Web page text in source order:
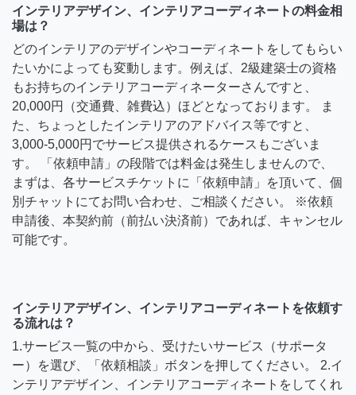
インテリアデザイン、インテリアコーディネートの料金相
場は？
どのインテリアのデザインやコーディネートをしてもらい
たいかによっても変動します。例えば、2級建築士の資格
もお持ちのインテリアコーディネーターさんですと、
20,000円（交通費、雑費込）ほどとなっております。 ま
た、ちょっとしたインテリアのアドバイス等ですと、
3,000-5,000円でサービス提供されるケースもございま
す。 「依頼申請」の段階では料金は発生しませんので、
まずは、各サービスチケットに「依頼申請」を頂いて、個
別チャットにてお問い合わせ、ご相談ください。 ※依頼
申請後、本契約前（前払い決済前）であれば、キャンセル
可能です。
インテリアデザイン、インテリアコーディネートを依頼す
る流れは？
1.サービス一覧の中から、受けたいサービス（サポータ
ー）を選び、「依頼相談」ボタンを押してください。 2.イ
ンテリアデザイン、インテリアコーディネートをしてくれ